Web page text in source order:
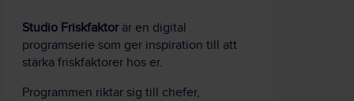
Studio Friskfaktorär en digital
programserie som ger inspiration till att
stärka friskfaktorer hos er.
Programmen riktar sig till chefer,